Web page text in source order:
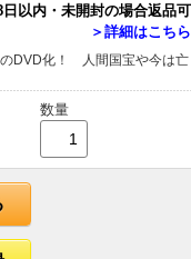
以内・未開封の場合返品可
＞詳細はこちら
のDVD化！ 人間国宝や今は亡
数量